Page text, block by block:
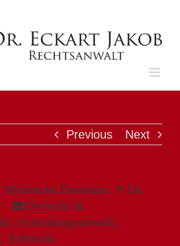
Previous Next
Mietrecht Deensen: ↗️ Dr.
☎️Eherecht &
Scheidungsanwalt,
Erbrecht